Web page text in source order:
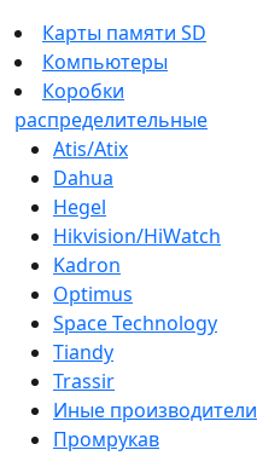
Карты памяти SD
Компьютеры
Коробки
распределительные
Atis/Atix
Dahua
Hegel
Hikvision/HiWatch
Kadron
Optimus
Space Technology
Tiandy
Trassir
Иные производители
Промрукав